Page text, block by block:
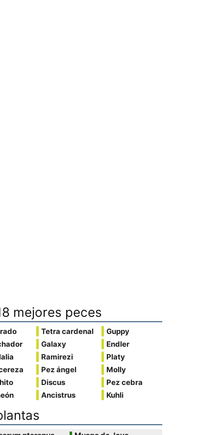
mejores peces
Tetra cardenal
Galaxy
Ramirezi
Pez ángel
Discus
Ancistrus
Guppy
Endler
Platy
Molly
Pez cebra
Kuhli